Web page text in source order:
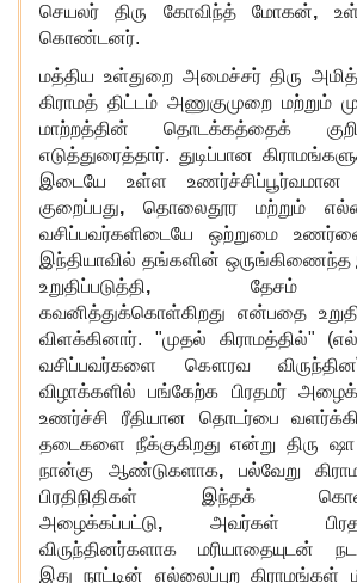
செயலர் திரு கோவிந்த் மோகன்,
கொண்டனர்.
மத்திய உள்துறை அமைச்சர் திரு
கிராமத் திட்டம் அணுகுமுறை மற்றும்
மாற்றத்தின் தொடக்கத்தைக்
எடுத்துரைத்தார். துடிப்பான
இடையே உள்ள
குறைப்பது, தொலைதூர மற்றும்
வசிப்பவர்களிடையே ஒற்றுமை
இந்தியாவில் தங்களின்
உறுதிப்படுத்தி, தேசம்
கவனித்துக்கொள்கிறது என்பதை
விளக்கினார். "முதல் கிராமத்தில்"
வசிப்பவர்களை கௌரவ
விழாக்களில் பங்கேற்க பிரதமர்
உணர்ச்சி ரீதியான தொடர்பை
தடைகளை நீக்குகிறது என்று திரு
நான்கு ஆண்டுகளாக, பல்வேறு
பிரதிநிதிகள் இந்தக்
அழைக்கப்பட்டு, அவர்கள்
விருந்தினர்களாக மரியாதையுடன்
இது நாட்டின் எல்லைப்புற கிராமங்கள்